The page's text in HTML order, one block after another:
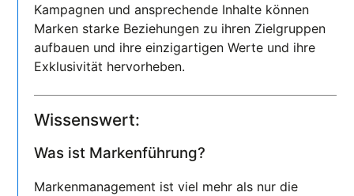
Kampagnen und ansprechende Inhalte können
Marken starke Beziehungen zu ihren Zielgruppen
aufbauen und ihre einzigartigen Werte und ihre
Exklusivität hervorheben.
Wissenswert:
Was ist Markenführung?
Markenmanagement ist viel mehr als nur die